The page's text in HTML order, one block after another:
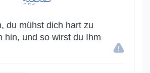
du mühst dich hart zu
hin, und so wirst du Ihm